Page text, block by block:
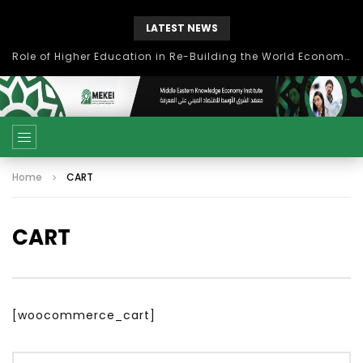
LATEST NEWS
بحث آفاق التعاون بين اتحاد جامعات العالم الإسلامي والجمعية الدولية للتنمية المستدامة
Home CART
CART
[woocommerce_cart]